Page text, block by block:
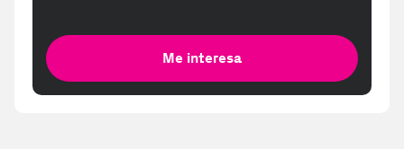
Me interesa